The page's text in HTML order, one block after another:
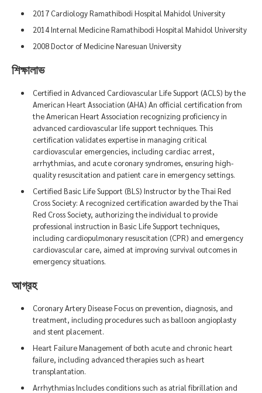
2017 Cardiology Ramathibodi Hospital Mahidol University
2014 Internal Medicine Ramathibodi Hospital Mahidol University
2008 Doctor of Medicine Naresuan University
শিক্ষালাভ
Certified in Advanced Cardiovascular Life Support (ACLS) by the
American Heart Association (AHA) An official certification from
the American Heart Association recognizing proficiency in
advanced cardiovascular life support techniques. This
certification validates expertise in managing critical
cardiovascular emergencies, including cardiac arrest,
arrhythmias, and acute coronary syndromes, ensuring high-
quality resuscitation and patient care in emergency settings.
Certified Basic Life Support (BLS) Instructor by the Thai Red
Cross Society: A recognized certification awarded by the Thai
Red Cross Society, authorizing the individual to provide
professional instruction in Basic Life Support techniques,
including cardiopulmonary resuscitation (CPR) and emergency
cardiovascular care, aimed at improving survival outcomes in
emergency situations.
আগ্রহ
Coronary Artery Disease Focus on prevention, diagnosis, and
treatment, including procedures such as balloon angioplasty
and stent placement.
Heart Failure Management of both acute and chronic heart
failure, including advanced therapies such as heart
transplantation.
Arrhythmias Includes conditions such as atrial fibrillation and